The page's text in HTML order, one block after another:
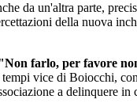
da un'altra parte,
della nuova
farlo, per favore
tempi vice di Boiocchi,
a delinquere in